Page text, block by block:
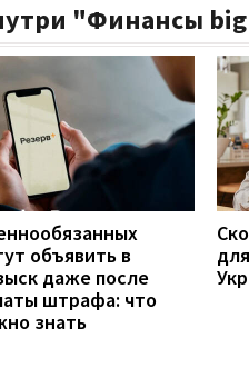
"Финансы
объявить в
даже после
штрафа: что
знать